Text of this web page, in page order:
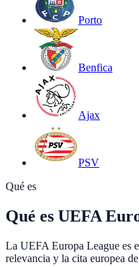
Porto
Benfica
Ajax
PSV
Qué es
Qué es UEFA
La UEFA Europa League es
relevancia y la cita europea